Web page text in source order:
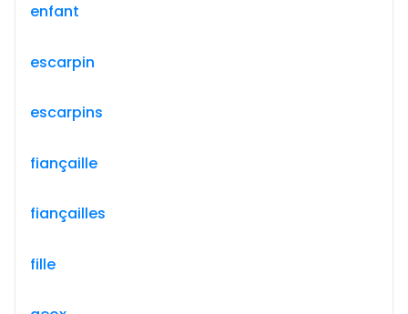
enfant
escarpin
escarpins
fiançaille
fiançailles
fille